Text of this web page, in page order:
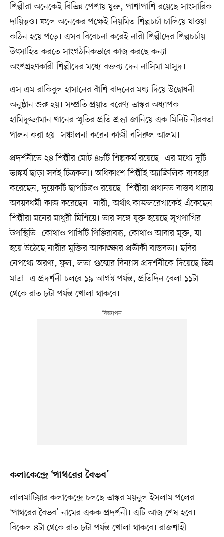
শিল্পীরা অনেকেই বিভিন্ন পেশায় যুক্ত, পাশাপাশি রয়েছে সাংসারিক
দায়িত্বও। ফলে অনেকের পক্ষেই নিয়মিত শিল্পচর্চা চালিয়ে যাওয়া
কঠিন হয়ে পড়ে। এসব বিবেচনা করেই নারী শিল্পীদের শিল্পচর্চায়
উৎসাহিত করতে সাংগঠনিকভাবে কাজ করছে কন্যা।
অংশগ্রহণকারী শিল্পীদের মধ্যে বক্তব্য দেন নাসিমা মাসুদ।
এস এম রাকিবুল হাসানের বাঁশি বাদনের মধ্য দিয়ে উদ্বোধনী
অনুষ্ঠান শুরু হয়। সম্প্রতি প্রয়াত বরেণ্য ভাস্কর অধ্যাপক
হামিদুজ্জামান খানের স্মৃতির প্রতি শ্রদ্ধা জানিয়ে এক মিনিট নীরবতা
পালন করা হয়। সঞ্চালনা করেন কাজী বসিরুল আলম।
প্রদর্শনীতে ২৪ শিল্পীর মোট ৪৮টি শিল্পকর্ম রয়েছে। এর মধ্যে দুটি
ভাস্কর্য ছাড়া সবই চিত্রকলা। অধিকাংশ শিল্পীই অ্যাক্রিলিক ব্যবহার
করেছেন, দুয়েকটি ছাপচিত্রও রয়েছে। শিল্পীরা প্রধানত বাস্তব ধারায়
অবয়বধর্মী কাজ করেছেন। নারী, অর্থাৎ কাজলরেখাকেই এঁকেছেন
শিল্পীরা মনের মাধুরী মিশিয়ে। তার সঙ্গে যুক্ত হয়েছে সুখপাখির
উপস্থিতি। কোথাও পাখিটি পিঞ্জিরাবদ্ধ, কোথাও আবার মুক্ত, যা
হয়ে উঠেছে নারীর মুক্তির আকাঙ্ক্ষার প্রতীকী বাস্তবতা। ছবির
নেপথ্যে অরণ্য, ফুল, লতা-গুল্মের বিন্যাস প্রদর্শনীকে দিয়েছে ভিন্ন
মাত্রা। এ প্রদর্শনী চলবে ১৯ আগস্ট পর্যন্ত, প্রতিদিন বেলা ১১টা
থেকে রাত ৮টা পর্যন্ত খোলা থাকবে।
কলাকেন্দ্রে ‘পাথরের বৈভব’
লালমাটিয়ার কলাকেন্দ্রে চলছে ভাস্কর ময়নুল ইসলাম পলের
‘পাথরের বৈভব’ নামের একক প্রদর্শনী। এটি আজ শেষ হবে।
বিকেল ৪টা থেকে রাত ৮টা পর্যন্ত খোলা থাকবে। রাজশাহী